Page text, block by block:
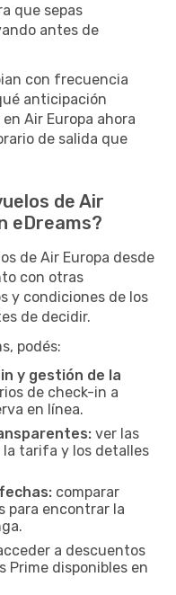
que sepas
antes de
con frecuencia
anticipación
Air Europa ahora
de salida que
de Air
eDreams?
de Air Europa desde
con otras
y condiciones de los
de decidir.
podés:
y gestión de la
de check-in a
en línea.
ver las
tarifa y los detalles
comparar
para encontrar la
a descuentos
Prime disponibles en